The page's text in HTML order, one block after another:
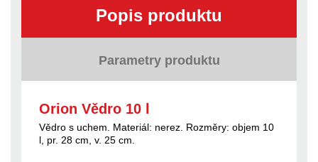
Popis produktu
Parametry produktu
Orion Vědro 10 l
Vědro s uchem. Materiál: nerez. Rozměry: objem 10
l, pr. 28 cm, v. 25 cm.